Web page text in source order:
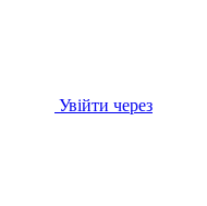
Увійти через